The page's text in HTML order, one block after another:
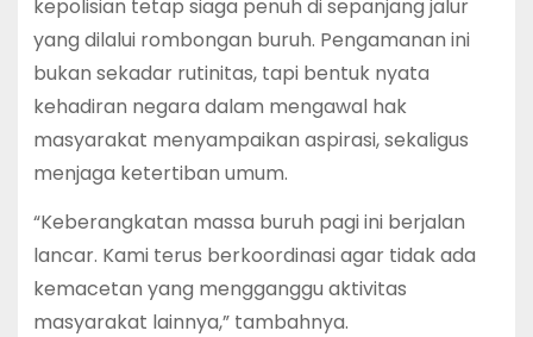
kepolisian tetap siaga penuh di sepanjang jalur
yang dilalui rombongan buruh. Pengamanan ini
bukan sekadar rutinitas, tapi bentuk nyata
kehadiran negara dalam mengawal hak
masyarakat menyampaikan aspirasi, sekaligus
menjaga ketertiban umum.
“Keberangkatan massa buruh pagi ini berjalan
lancar. Kami terus berkoordinasi agar tidak ada
kemacetan yang mengganggu aktivitas
masyarakat lainnya,” tambahnya.